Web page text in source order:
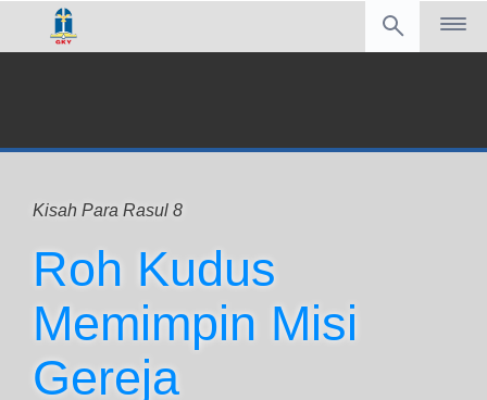
Kisah Para Rasul 8
Roh Kudus
Memimpin Misi
Gereja